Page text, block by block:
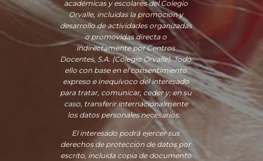
académicas y escolares del Colegio
Orvalle, incluidas la promoción y
desarrollo de actividades organizadas
o promovidas directa o
indirectamente por Centros
Docentes, S.A. (Colegio Orvalle). Todo
ello con base en el consentimiento
expreso e inequívoco del interesado
para tratar, comunicar, ceder y, en su
caso, transferir internacionalmente
los datos personales necesarios.
El interesado podrá ejercer sus
derechos de protección de datos por
escrito, incluida copia de documento